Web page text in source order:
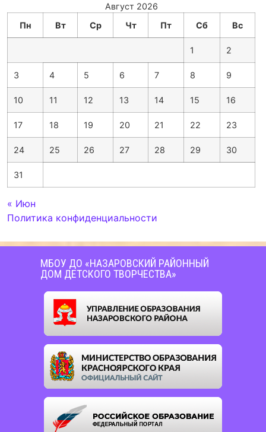
Август 2026
Пн
Вт Ср Чт Пт Сб Вс
1 2
3 4 5 6 7 8 9
10 11 12 13 14 15 16
17 18 19 20 21 22 23
24 25 26 27 28 29 30
31
« Июн
Политика конфиденциальности
МБОУ ДО «НАЗАРОВСКИЙ РАЙОННЫЙ
ДОМ ДЕТСКОГО ТВОРЧЕСТВА»